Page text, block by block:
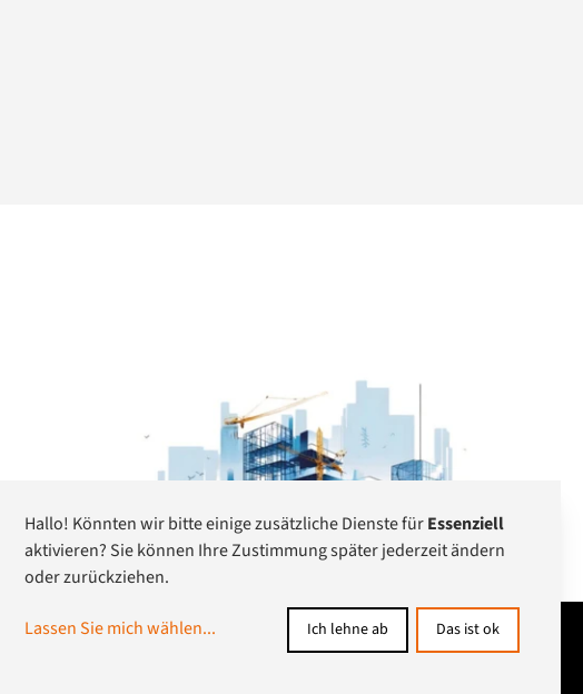
DatenschutzImpressum Barrierefreiheit
Hallo! Könnten wir bitte einige zusätzliche Dienste fürEssenziell
aktivieren? Sie können Ihre Zustimmung später jederzeit ändern
oder zurückziehen.
Lassen Sie mich wählen... Ich lehne ab Das ist ok